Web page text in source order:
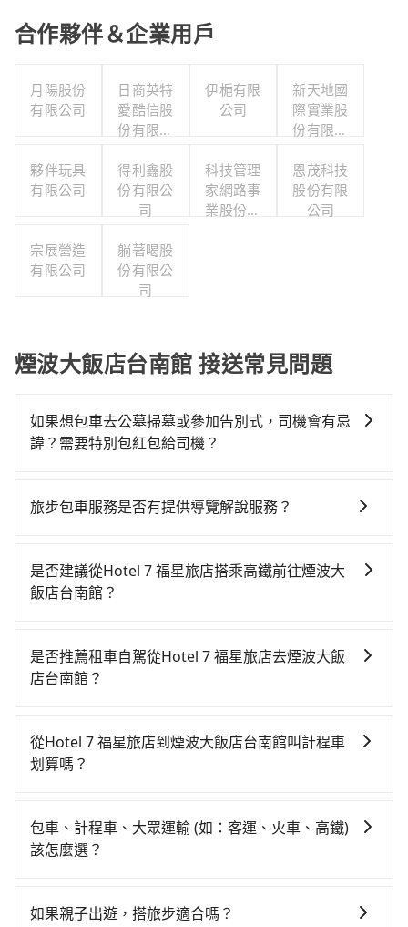
合作夥伴＆企業用戶
月陽股份
有限公司
日商英特
愛酷信股
份有限公
公司
伊梔有限
公司
新天地國
際實業股
份有限公
夥伴玩具
有限公司
得利鑫股
份有限公
司
科技管理
家網路事
業股份有
恩茂科技
股份有限
公司
宗展營造
有限公司
躺著喝股
份有限公
司
煙波大飯店台南館 接送常見問題
如果想包車去公墓掃墓或參加告別式，司機會有忌
諱？需要特別包紅包給司機？
都會提供接送服務。不過，如果您有其他特殊要求，例
續爭議。此外，是否需要給司機紅包或小費，則可以由
您自行決定。不過，建議可事先詢問司機是否接受。」
旅步包車服務是否有提供導覽解說服務？
需要導覽服務，可事先透過電子郵件
booking@tripool.app聯繫我們，將有專人協助回覆確
是否建議從Hotel 7 福星旅店搭乘高鐵前往煙波大
飯店台南館？
高鐵乘坐舒適、較貴、費時！從最早06:25一直到
23:07，台中-台南一天最多有74班次高鐵可搭乘。假設
抵達高鐵站後，步行進站、現場購票並於月台排隊的時
間約20分鐘，再乘坐36~54分鐘（平均45分）的高鐵從
鐘、車費300元後，抵達煙波大飯店台南館 (台南市中西
區) 的目的地。全程加上轉車時間共2小時，假設4位同
價或恣意繞路。但如果全程使用tripool並到府專車接
是否推薦租車自駕從Hotel 7 福星旅店去煙波大飯
店台南館？
時不需要閉目養神（因為要自己開車），最重要的是你
當天就要來回，那在台中路邊可隨租隨借的iRent應該是
Hotel 7 福星旅店到煙波大飯店台南館的花費預估為
$2,050~2,650（金額差異來自於平假日、車款差異、抵
能的罰單都需自付。再者，和運的iRent只提供最基本的
從Hotel 7 福星旅店到煙波大飯店台南館叫計程車
划算嗎？
灣大車隊、Uber、Line Taxi、Yoxi等，如果在路邊攔不
到車，也可考慮打電話至Hotel 7 福星旅店附近的計程車
3,975~4,800元間，但如改預約tripool可省高達
包車、計程車、大眾運輸 (如：客運、火車、高鐵)
該怎麼選？
擇： 預算：不同交通工具價格不同，可先確定您的預
如果親子出遊，搭旅步適合嗎？